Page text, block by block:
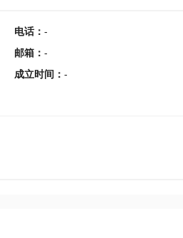
电话： -
邮箱 ： -
成立时间 ： -